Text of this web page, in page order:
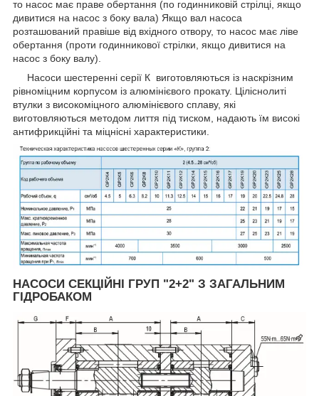
то насос має праве обертання (по годинниковій стрілці, якщо
дивитися на насос з боку вала) Якщо вал насоса
розташований правіше від вхідного отвору, то насос має ліве
обертання (проти годинникової стрілки, якщо дивитися на
насос з боку валу).
Насоси шестеренні серії К виготовляються із наскрізним
рівноміцним корпусом із алюмінієвого прокату. Ціліснолиті
втулки з високоміцного алюмінієвого сплаву, які
виготовляються методом лиття під тиском, надають їм високі
антифрикційні та міцнісні характеристики.
НАСОСИ СЕКЦІЙНІ ГРУП "2+2" З ЗАГАЛЬНИМ
ГІДРОБАКОМ